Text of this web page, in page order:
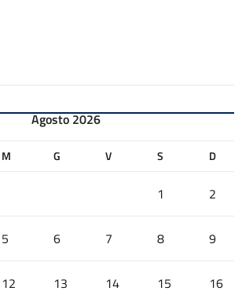
Agosto 2026
M G V S D
1 2
5 6 7 8 9
12 13 14 15 16